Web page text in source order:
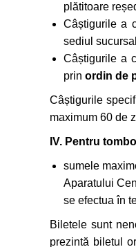
plătitoare
Câștigurile a
sediul
Câștigurile a
prin ordin de
Câștigurile
maximum 60 de
IV. Pentru
sumele
Aparatului
se efectua în
Biletele sunt
prezintă biletul